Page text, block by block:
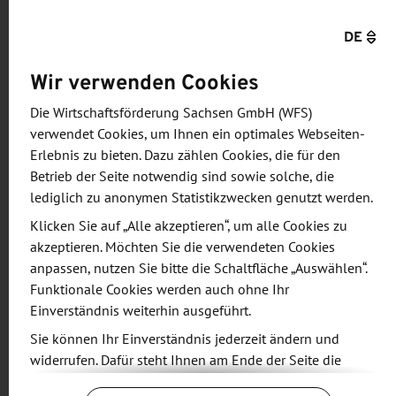
Österreich hat einen Reparaturbonus eingeführt,
reduziert und defekten Geräten ein zweites Leben
gibt. Hier können wir uns viele gute Dinge für die
sächsische Praxis abschauen. Unter anderem für
die Stärkung regionaler Wertschöpfungsketten in
der Landwirtschaft, für die Anpassung an die
Folgen der Klimakrise und für unseren sächsischen
Reparaturbonus, der in diesem Jahr bei uns starten
wird."
Die Delegationsreise setzte sich das Ziel, die
Anstrengungen in Österreich für Nachhaltigkeit,
Ressourcen- und Energieeffizienz,
DE
Wir verwenden Cookies
Die Wirtschaftsförderung Sachsen GmbH (WFS)
verwendet Cookies, um Ihnen ein optimales Webseiten-
Erlebnis zu bieten. Dazu zählen Cookies, die für den
Betrieb der Seite notwendig sind sowie solche, die
lediglich zu anonymen Statistikzwecken genutzt werden.
Klicken Sie auf „Alle akzeptieren“, um alle Cookies zu
akzeptieren. Möchten Sie die verwendeten Cookies
anpassen, nutzen Sie bitte die Schaltfläche „Auswählen“.
Funktionale Cookies werden auch ohne Ihr
Einverständnis weiterhin ausgeführt.
Sie können Ihr Einverständnis jederzeit ändern und
widerrufen. Dafür steht Ihnen am Ende der Seite die